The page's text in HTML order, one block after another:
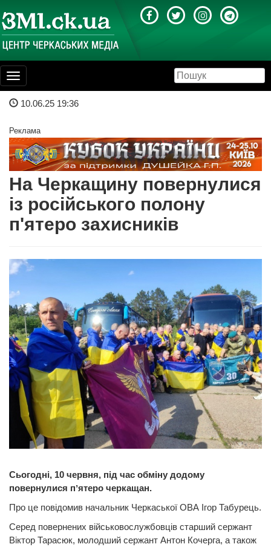
Toggle
navigation
10.06.25 19:36
Реклама
На Черкащину повернулися
із російського полону
п'ятеро захисників
Сьогодні, 10 червня, під час обміну додому
повернулися пʼятеро черкащан.
Про це повідомив начальник Черкаської ОВА Ігор Табурець.
Серед повернених військовослужбовців старший сержант
Віктор Тарасюк, молодший сержант Антон Кочерга, а також